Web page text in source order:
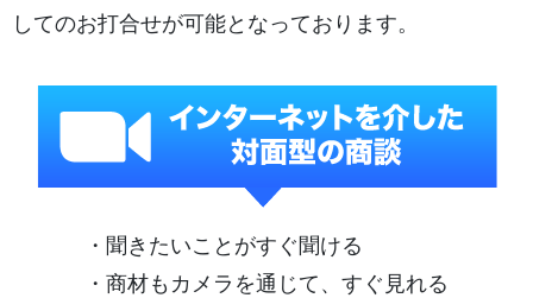
してのお打合せが可能となっております。
・聞きたいことがすぐ聞ける
・商材もカメラを通じて、すぐ見れる